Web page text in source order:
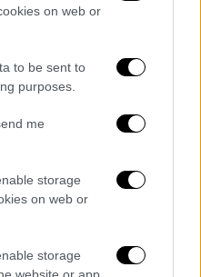
on web or
to be sent to
purposes.
me
storage
on web or
storage